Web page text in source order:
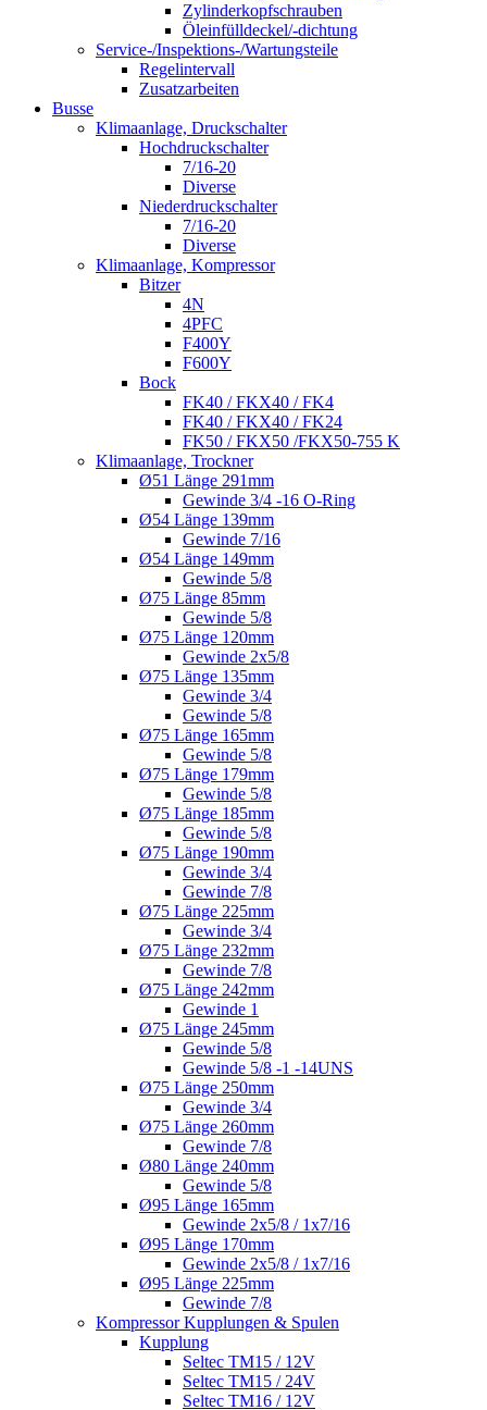
Zylinderkopfschrauben
Öleinfülldeckel/-dichtung
Service-/Inspektions-/Wartungsteile
Regelintervall
Zusatzarbeiten
Busse
Klimaanlage, Druckschalter
Hochdruckschalter
7/16-20
Diverse
Niederdruckschalter
7/16-20
Diverse
Klimaanlage, Kompressor
Bitzer
4N
4PFC
F400Y
F600Y
Bock
FK40 / FKX40 / FK4
FK40 / FKX40 / FK24
FK50 / FKX50 /FKX50-755 K
Klimaanlage, Trockner
Ø51 Länge 291mm
Gewinde 3/4 -16 O-Ring
Ø54 Länge 139mm
Gewinde 7/16
Ø54 Länge 149mm
Gewinde 5/8
Ø75 Länge 85mm
Gewinde 5/8
Ø75 Länge 120mm
Gewinde 2x5/8
Ø75 Länge 135mm
Gewinde 3/4
Gewinde 5/8
Ø75 Länge 165mm
Gewinde 5/8
Ø75 Länge 179mm
Gewinde 5/8
Ø75 Länge 185mm
Gewinde 5/8
Ø75 Länge 190mm
Gewinde 3/4
Gewinde 7/8
Ø75 Länge 225mm
Gewinde 3/4
Ø75 Länge 232mm
Gewinde 7/8
Ø75 Länge 242mm
Gewinde 1
Ø75 Länge 245mm
Gewinde 5/8
Gewinde 5/8 -1 -14UNS
Ø75 Länge 250mm
Gewinde 3/4
Ø75 Länge 260mm
Gewinde 7/8
Ø80 Länge 240mm
Gewinde 5/8
Ø95 Länge 165mm
Gewinde 2x5/8 / 1x7/16
Ø95 Länge 170mm
Gewinde 2x5/8 / 1x7/16
Ø95 Länge 225mm
Gewinde 7/8
Kompressor Kupplungen & Spulen
Kupplung
Seltec TM15 / 12V
Seltec TM15 / 24V
Seltec TM16 / 12V